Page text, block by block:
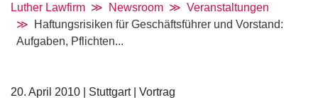
Luther Lawfirm Newsroom
Veranstaltungen
Haftungsrisiken für Geschäftsführer und Vorstand:
Aufgaben, Pflichten...
20. April 2010 Stuttgart Vortrag